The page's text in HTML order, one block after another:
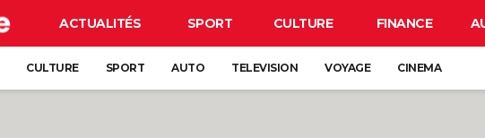
ACTUALITÉS SPORT CULTURE FINANCE
CULTURE SPORT AUTO TELEVISION VOYAGE CINEMA